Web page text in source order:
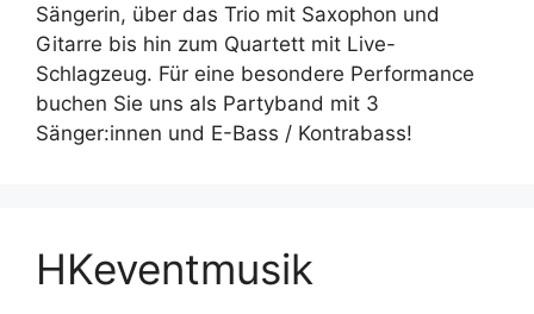
Sängerin, über das Trio mit Saxophon und
Gitarre bis hin zum Quartett mit Live-
Schlagzeug. Für eine besondere Performance
buchen Sie uns als Partyband mit 3
Sänger:innen und E-Bass / Kontrabass!
HKeventmusik